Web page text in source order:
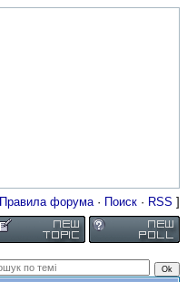
Правила форума· Поиск · RSS ]